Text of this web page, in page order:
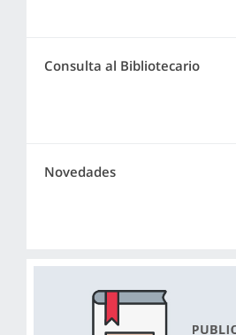
Consulta al Bibliotecario
Novedades